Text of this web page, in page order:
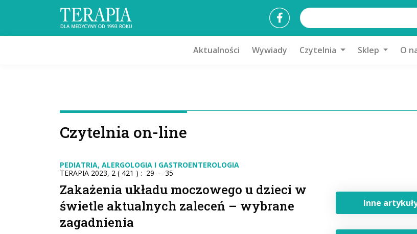
Aktualności Wywiady Czytelnia Sklep O
Czytelnia on-line
PEDIATRIA, ALERGOLOGIA I GASTROENTEROLOGIA
TERAPIA 2023, 2 ( 421 ) : 29 - 35
Zakażenia układu moczowego u dzieci w
świetle aktualnych zaleceń – wybrane
zagadnienia
Inne